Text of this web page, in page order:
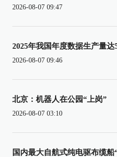
2026-08-07 09:47
2025年我国年度数据生产量达
2026-08-07 09:46
北京：机器人在公园“上岗”
2026-08-07 03:10
国内最大自航式纯电驱布缆